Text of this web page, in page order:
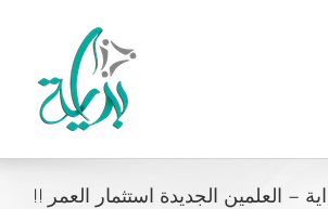
– العلمين الجديدة استثمار العمر !!